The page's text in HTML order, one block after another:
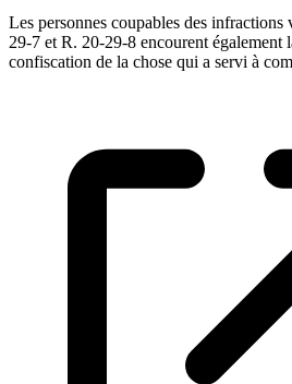
Les personnes coupables des infractions
29-7 et R. 20-29-8 encourent également
confiscation de la chose qui a servi à